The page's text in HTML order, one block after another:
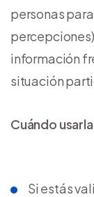
personas
información
situación
Cuándo usarla
Si estás